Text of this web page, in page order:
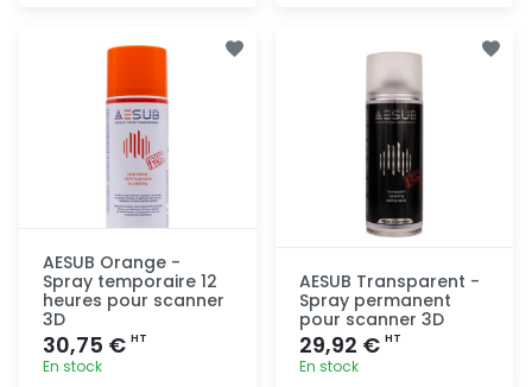
rapide
rapide
AESUB Orange -
Spray temporaire 12
heures pour scanner
3D
30,75 € HT
En stock
AESUB Transparent -
Spray permanent
pour scanner 3D
29,92 € HT
En stock